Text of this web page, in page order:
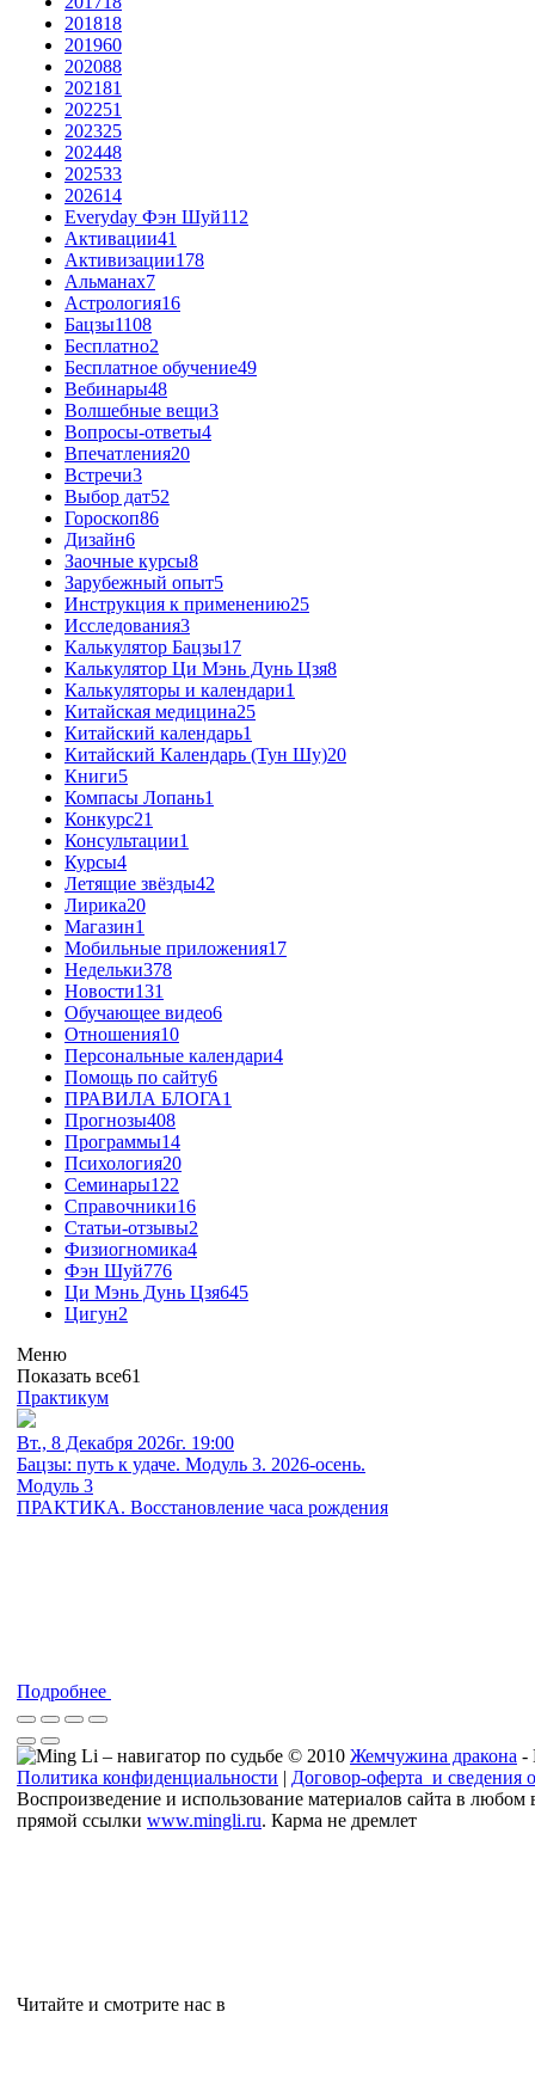
201818
201960
202088
202181
202251
202325
202448
202533
202614
Everyday Фэн Шуй112
Активации41
Активизации178
Альманах7
Астрология16
Бацзы1108
Бесплатно2
Бесплатное обучение49
Вебинары48
Волшебные вещи3
Вопросы-ответы4
Впечатления20
Встречи3
Выбор дат52
Гороскоп86
Дизайн6
Заочные курсы8
Зарубежный опыт5
Инструкция к применению25
Исследования3
Калькулятор Бацзы17
Калькулятор Ци Мэнь Дунь Цзя8
Калькуляторы и календари1
Китайская медицина25
Китайский календарь1
Китайский Календарь (Тун Шу)20
Книги5
Компасы Лопань1
Конкурс21
Консультации1
Курсы4
Летящие звёзды42
Лирика20
Магазин1
Мобильные приложения17
Недельки378
Новости131
Обучающее видео6
Отношения10
Персональные календари4
Помощь по сайту6
ПРАВИЛА БЛОГА1
Прогнозы408
Программы14
Психология20
Семинары122
Справочники16
Статьи-отзывы2
Физиогномика4
Фэн Шуй776
Ци Мэнь Дунь Цзя645
Цигун2
Меню
Показать все61
Практикум
Вт., 8 Декабря 2026г. 19:00
Бацзы: путь к удаче. Модуль 3. 2026-осень.
Модуль 3
ПРАКТИКА. Восстановление часа рождения
Подробнее
© 2010 Жемчужина дракона -
Политика конфиденциальности | Договор-оферта и сведения
Воспроизведение и использование материалов сайта в
прямой ссылки www.mingli.ru. Карма не дремлет
Читайте и смотрите нас в